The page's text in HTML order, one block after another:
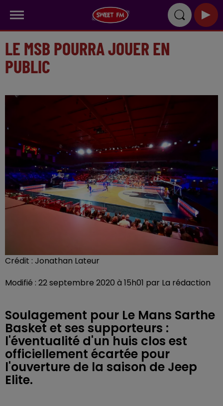
LE MSB POURRA JOUER EN
PUBLIC
Crédit : Jonathan Lateur
Modifié : 22 septembre 2020 à 15h01 par La rédaction
Soulagement pour Le Mans Sarthe
Basket et ses supporteurs :
l'éventualité d'un huis clos est
officiellement écartée pour
l'ouverture de la saison de Jeep
Elite.